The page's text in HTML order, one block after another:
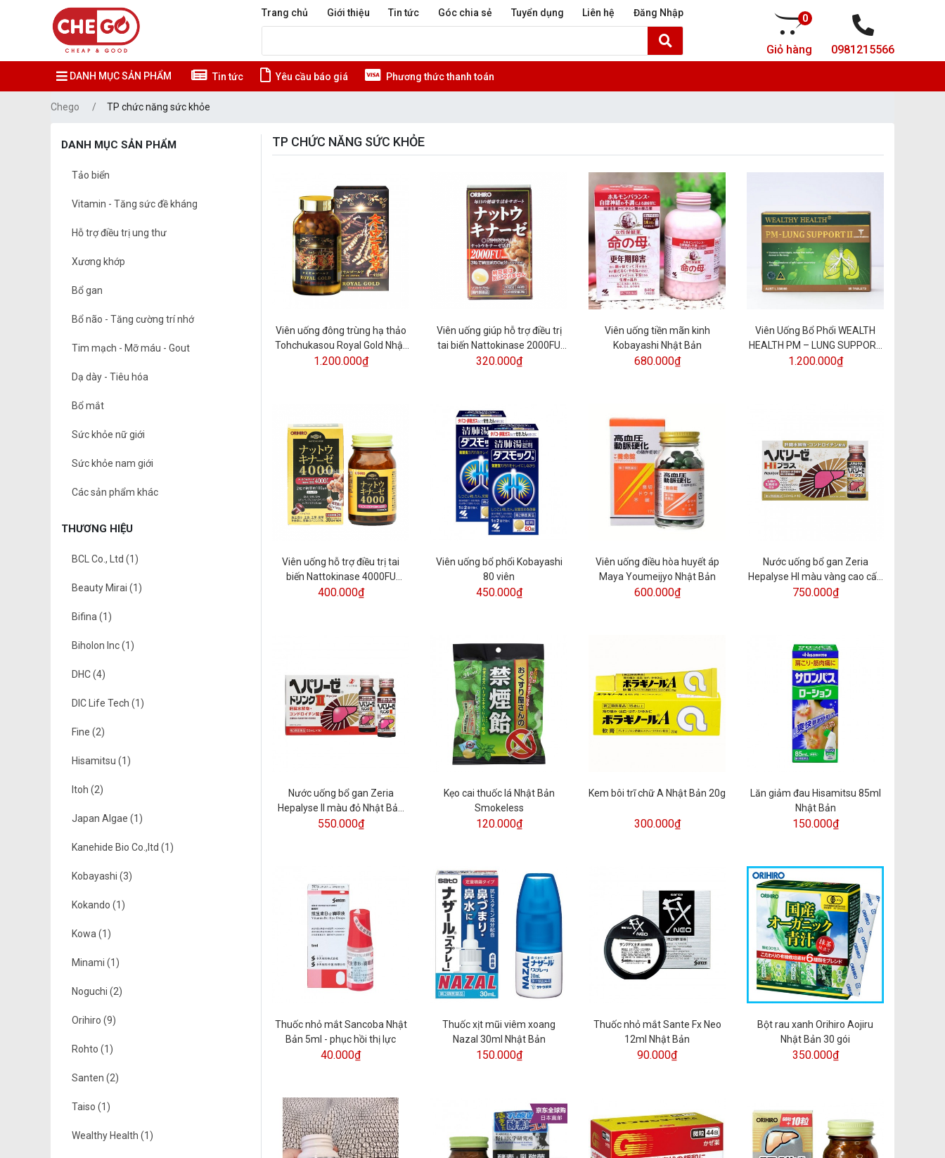
Giỏ hàng
0
0981215566
Trang chủ Giới thiệu Tin tức Góc chia sẻ Tuyển dụng Liên hệ Đăng Nhập
DANH MỤC SẢN PHẨM Tin tức Yêu cầu báo giá Phương thức thanh toán
Chego TP chức năng sức khỏe
DANH MỤC SẢN PHẨM
Tảo biển
Vitamin - Tăng sức đề kháng
Hỗ trợ điều trị ung thư
Xương khớp
Bổ gan
Bổ não - Tăng cường trí nhớ
Tim mạch - Mỡ máu - Gout
Dạ dày - Tiêu hóa
Bổ mắt
Sức khỏe nữ giới
Sức khỏe nam giới
Các sản phẩm khác
THƯƠNG HIỆU
BCL Co., Ltd (1)
Beauty Mirai (1)
Bifina (1)
Biholon Inc (1)
DHC (4)
DIC Life Tech (1)
Fine (2)
Hisamitsu (1)
Itoh (2)
Japan Algae (1)
Kanehide Bio Co.,ltd (1)
Kobayashi (3)
Kokando (1)
Kowa (1)
Minami (1)
Noguchi (2)
Orihiro (9)
Rohto (1)
Santen (2)
Taiso (1)
Wealthy Health (1)
TP CHỨC NĂNG SỨC KHỎE
Viên uống đông trùng hạ thảo
Tohchukasou Royal Gold Nhật
Bản - 420 viên
1.200.000₫
Viên uống giúp hỗ trợ điều trị
tai biến Nattokinase 2000FU
Orihiro
320.000₫
Viên uống tiền mãn kinh
Kobayashi Nhật Bản
680.000₫
Viên Uống Bổ Phổi WEALTH
HEALTH PM – LUNG SUPPORT
II Hộp 60 viên
1.200.000₫
Viên uống hỗ trợ điều trị tai
biến Nattokinase 4000FU
Orihiro 60 viên
400.000₫
Viên uống bổ phổi Kobayashi
80 viên
450.000₫
Viên uống điều hòa huyết áp
Maya Youmeijyo Nhật Bản
600.000₫
Nước uống bổ gan Zeria
Hepalyse HI màu vàng cao cấp
Nhật Bản
750.000₫
Nước uống bổ gan Zeria
Hepalyse II màu đỏ Nhật Bản
(Hộp 10 chai x 50ml)
550.000₫
Kẹo cai thuốc lá Nhật Bản
Smokeless
120.000₫
Kem bôi trĩ chữ A Nhật Bản 20g
300.000₫
Lăn giảm đau Hisamitsu 85ml
Nhật Bản
150.000₫
Thuốc nhỏ mắt Sancoba Nhật
Bản 5ml - phục hồi thị lực
40.000₫
Thuốc xịt mũi viêm xoang
Nazal 30ml Nhật Bản
150.000₫
Thuốc nhỏ mắt Sante Fx Neo
12ml Nhật Bản
90.000₫
Bột rau xanh Orihiro Aojiru
Nhật Bản 30 gói
350.000₫